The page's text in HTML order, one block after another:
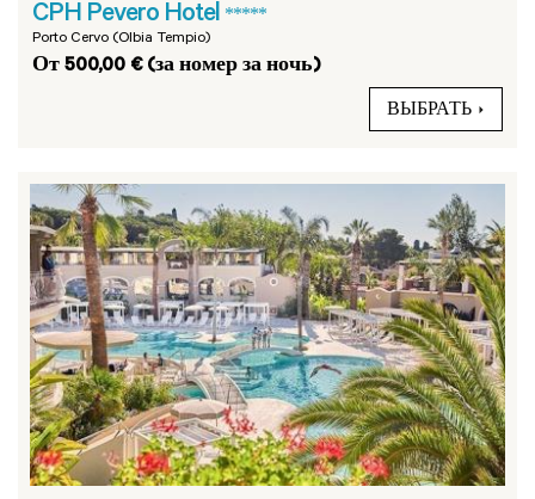
CPH Pevero Hotel *****
Porto Cervo (Olbia Tempio)
От 500,00 € (за номер за ночь)
ВЫБРАТЬ